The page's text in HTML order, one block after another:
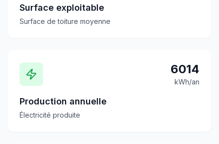
Surface exploitable
Surface de toiture moyenne
6014
kWh/an
Production annuelle
Électricité produite